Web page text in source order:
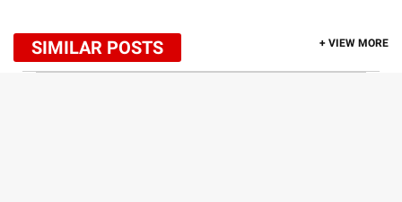
SIMILAR POSTS + VIEW MORE